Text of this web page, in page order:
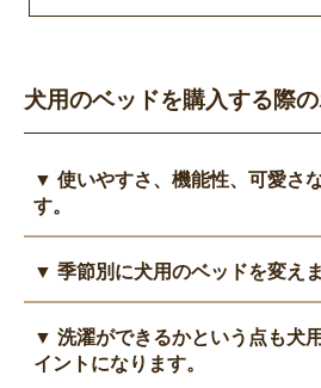
犬用のベッドを購入する際
▼ 使いやすさ、機能性、可愛さ
す。
くの要素があります。
ったベッドを見つけましょう。
▼ 季節別に犬用のベッドを変えま
節には丸まって寝ることが多いので、
と良いでしょう。 保温性の高い素材や
▼ 洗濯ができるかという点も犬
イントになります。